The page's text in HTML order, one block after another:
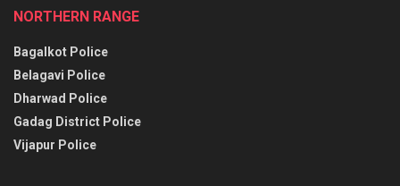
NORTHERN RANGE
Bagalkot Police
Belagavi Police
Dharwad Police
Gadag District Police
Vijapur Police